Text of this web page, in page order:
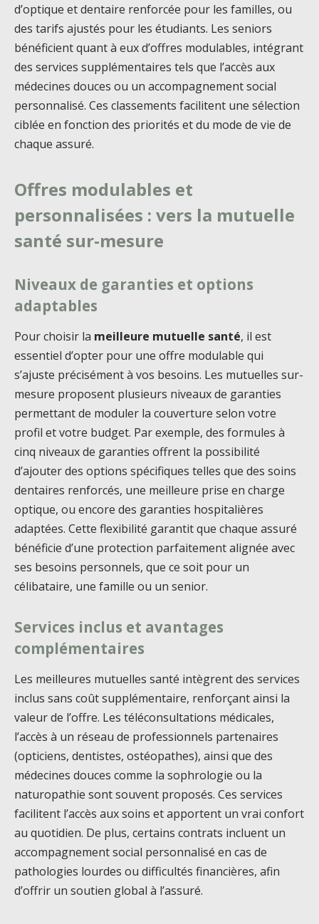
d’optique et dentaire renforcée pour les familles, ou
des tarifs ajustés pour les étudiants. Les seniors
bénéficient quant à eux d’offres modulables, intégrant
des services supplémentaires tels que l’accès aux
médecines douces ou un accompagnement social
personnalisé. Ces classements facilitent une sélection
ciblée en fonction des priorités et du mode de vie de
chaque assuré.
Offres modulables et
personnalisées : vers la mutuelle
santé sur-mesure
Niveaux de garanties et options
adaptables
Pour choisir la meilleure mutuelle santé, il est
essentiel d’opter pour une offre modulable qui
s’ajuste précisément à vos besoins. Les mutuelles sur-
mesure proposent plusieurs niveaux de garanties
permettant de moduler la couverture selon votre
profil et votre budget. Par exemple, des formules à
cinq niveaux de garanties offrent la possibilité
d’ajouter des options spécifiques telles que des soins
dentaires renforcés, une meilleure prise en charge
optique, ou encore des garanties hospitalières
adaptées. Cette flexibilité garantit que chaque assuré
bénéficie d’une protection parfaitement alignée avec
ses besoins personnels, que ce soit pour un
célibataire, une famille ou un senior.
Services inclus et avantages
complémentaires
Les meilleures mutuelles santé intègrent des services
inclus sans coût supplémentaire, renforçant ainsi la
valeur de l’offre. Les téléconsultations médicales,
l’accès à un réseau de professionnels partenaires
(opticiens, dentistes, ostéopathes), ainsi que des
médecines douces comme la sophrologie ou la
naturopathie sont souvent proposés. Ces services
facilitent l’accès aux soins et apportent un vrai confort
au quotidien. De plus, certains contrats incluent un
accompagnement social personnalisé en cas de
pathologies lourdes ou difficultés financières, afin
d’offrir un soutien global à l’assuré.